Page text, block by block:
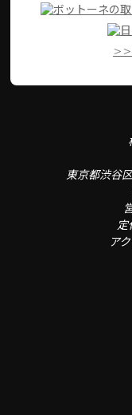
>>
東京都渋谷
定
ア